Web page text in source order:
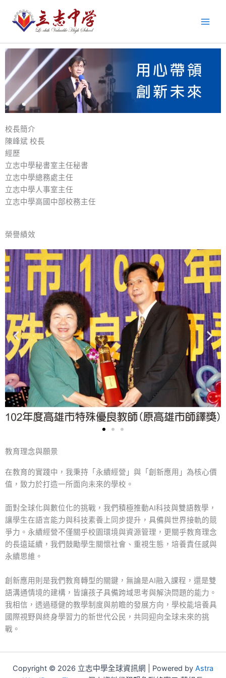
要
內
校長簡介
陳峰斌 校長
經歷
立志中學秘書室主任秘書
立志中學總務處主任
立志中學人事室主任
立志中學高國中部校務主任
榮譽績效
教育理念與願景
在教育的實踐中，我秉持「永續經營」與「創新應用」為核心價
值，致力於打造一所面向未來的學校。
面對全球化與數位化的挑戰，我們積極推動AI科技與雙語教學，
讓學生在語言能力與科技素養上同步提升，具備與世界接軌的競
爭力。永續經營不僅關乎校園環境與資源管理，更關乎教育理念
的長遠延續，我們鼓勵學生關懷社會、重視生態，培養責任感與
永續思維。
創新應用則是我們教育轉型的關鍵，無論是AI融入課程，還是雙
語溝通情境的建構，皆讓孩子具備跨域思考與解決問題的能力。
我相信，透過穩健的教學制度與前瞻的發展方向，學校能培養具
國際視野與終身學習力的新世代公民，共同迎向全球未來的挑
戰。
Copyright © 2026 立志中學全球資訊網 | Powered by Astra